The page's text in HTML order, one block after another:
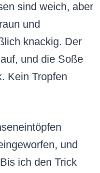
sind weich, aber
und
knackig. Der
und die Soße
Kein Tropfen
und
ich den Trick